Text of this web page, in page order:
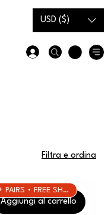
USD ($)
Filtra e ordina
Aggiungi al carrello
2+ PAIRS • FREE SHIPPING